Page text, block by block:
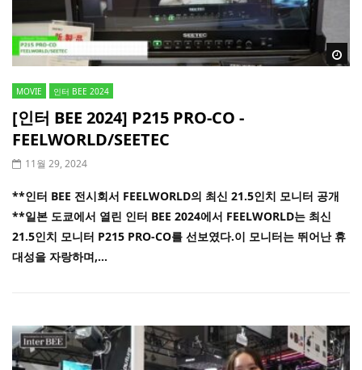
MOVIE 인터 BEE 2024
[인터 BEE 2024] P215 PRO-CO -
FEELWORLD/SEETEC
11월 29, 2024
**인터 BEE 전시회서 FEELWORLD의 최신 21.5인치 모니터 공개
**일본 도쿄에서 열린 인터 BEE 2024에서 FEELWORLD는 최신
21.5인치 모니터 P215 PRO-CO를 선보였다.이 모니터는 뛰어난 휴
대성을 자랑하며,...